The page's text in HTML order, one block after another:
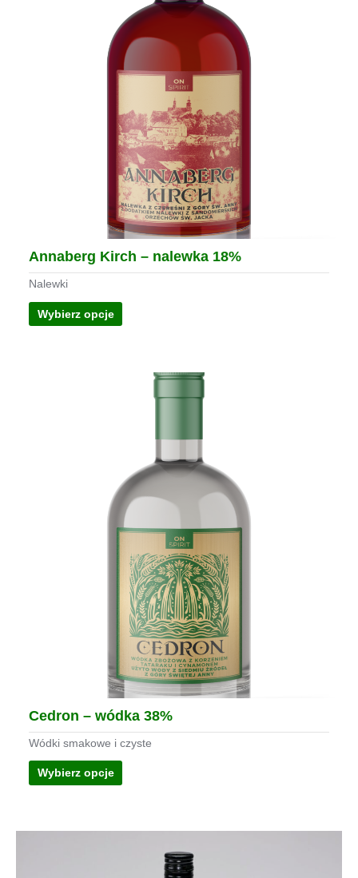
Annaberg Kirch – nalewka 18%
Nalewki
Wybierz opcje
Cedron – wódka 38%
Wódki smakowe i czyste
Wybierz opcje